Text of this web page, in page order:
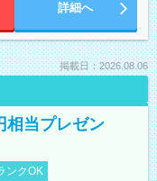
詳細へ
掲載日：2026.08.06
相当プレゼン
ンクOK